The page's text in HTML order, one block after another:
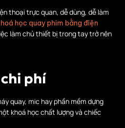
thoại trực quan, dễ dùng, dễ làm
học quay phim bằng điện
làm chủ thiết bị trong tay trở nên
phí
quay, mic hay phần mềm dựng
khoá học chất lượng và chiếc